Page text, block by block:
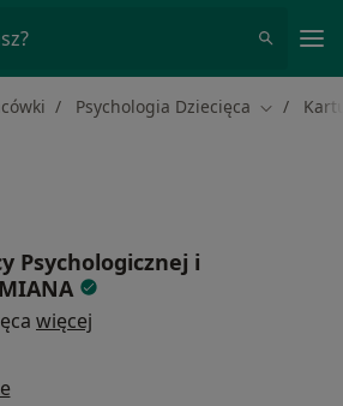
Psychologia Dziecięca Zmień
Psychologicznej i
więcej